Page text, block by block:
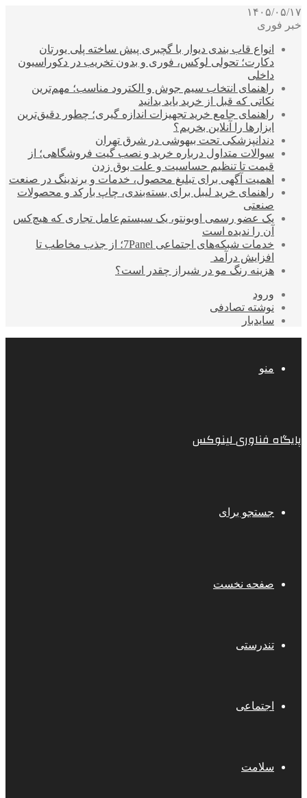
۱۴۰۵/۰۵/۱۷
خبر فوری
انواع قاب بندی دیوار با گچبری پیش ساخته پلی یورتان
دکارت؛ تحولی لوکس، فوری و بدون تخریب در دکوراسیون
داخلی
راهنمای انتخاب سیم جوش و الکترود مناسب؛ مهم‌ترین
نکاتی که قبل از خرید باید بدانید
راهنمای جامع خرید تجهیزات اندازه گیری؛ چطور دقیق‌ترین
ابزارها را آنلاین بخریم؟
دندانپزشکی تحت بیهوشی در شرق تهران
سوالات متداول درباره خرید و نصب گیت فروشگاهی؛ از
قیمت تا تنظیم حساسیت و علت بوق زدن
اهمیت آگهی برای تبلیغ محصول، خدمات و برندینگ در صنعت
راهنمای خرید لیبل برای بسته‌بندی، چاپ بارکد و محصولات
صنعتی
یک عضو رسمی اوبونتو، یک سیستم‌عامل تجاری که هیچ‌کس
آن را ندیده است
خدمات شبکه‌های اجتماعی 7Panel؛ از جذب مخاطب تا
افزایش درآمد
هزینه رنگ مو در شیراز چقدر است؟
ورود
نوشته تصادفی
سایدبار
منو
پایگاه فناوری لینوکس
جستجو برای
صفحه نخست
تندرستی
اجتماعی
سلامت